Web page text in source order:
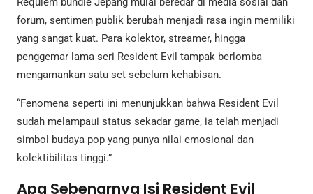
forum, sentimen publik berubah menjadi rasa ingin memiliki
yang sangat kuat. Para kolektor, streamer, hingga
penggemar lama seri Resident Evil tampak berlomba
mengamankan satu set sebelum kehabisan.
“Fenomena seperti ini menunjukkan bahwa Resident Evil
sudah melampaui status sekadar game, ia telah menjadi
simbol budaya pop yang punya nilai emosional dan
kolektibilitas tinggi.”
Apa Sebenarnya Isi Resident Evil